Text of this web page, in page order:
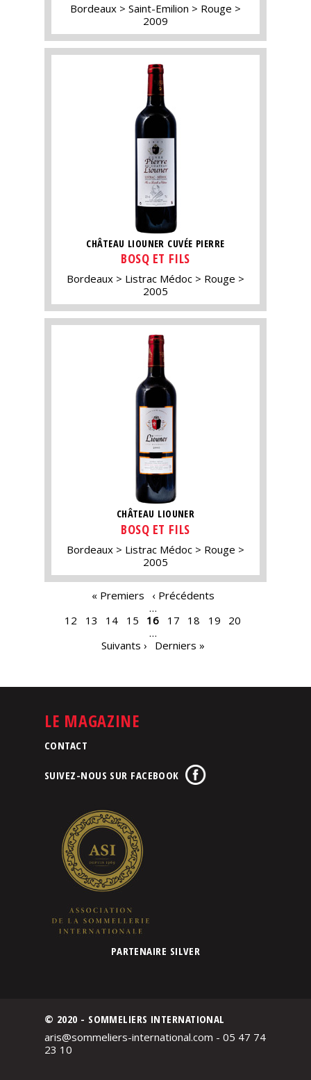
Bordeaux Saint-Emilion
Rouge
2009
CHÂTEAU LIOUNER CUVÉE PIERRE
BOSQ ET FILS
Bordeaux Listrac Médoc
Rouge
2005
CHÂTEAU LIOUNER
BOSQ ET FILS
Bordeaux Listrac Médoc
Rouge
2005
« Premiers
‹ Précédents
…
12
13 14 15 16 17 18 19
20
…
Suivants ›
Derniers »
LE MAGAZINE
CONTACT
SUIVEZ-NOUS SUR FACEBOOK
PARTENAIRE SILVER
© 2020 - SOMMELIERS INTERNATIONAL
aris@sommeliers-international.com - 05 47 74
23 10